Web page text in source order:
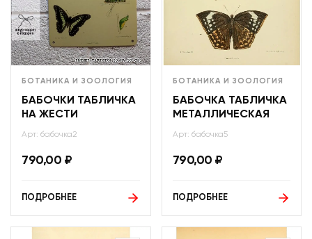
БОТАНИКА И ЗООЛОГИЯ
БАБОЧКИ ТАБЛИЧКА
НА ЖЕСТИ
Арт: бабочка2
790,00 ₽
ПОДРОБНЕЕ
БОТАНИКА И ЗООЛОГИЯ
БАБОЧКА ТАБЛИЧКА
МЕТАЛЛИЧЕСКАЯ
Арт: бабочка5
790,00 ₽
ПОДРОБНЕЕ